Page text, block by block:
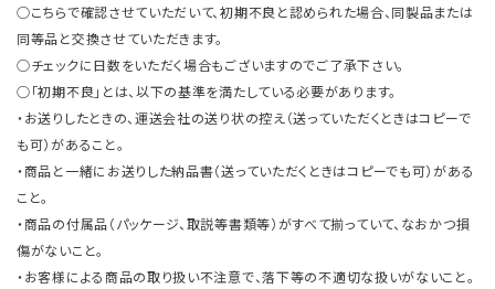
○こちらで確認させていただいて、初期不良と認められた場合、同製品または
同等品と交換させていただきます。
○チェックに日数をいただく場合もございますのでご了承下さい。
○「初期不良」とは、以下の基準を満たしている必要があります。
・お送りしたときの、運送会社の送り状の控え（送っていただくときはコピーで
も可）があること。
・商品と一緒にお送りした納品書（送っていただくときはコピーでも可）がある
こと。
・商品の付属品（パッケージ、取説等書類等）がすべて揃っていて、なおかつ損
傷がないこと。
・お客様による商品の取り扱い不注意で、落下等の不適切な扱いがないこと。